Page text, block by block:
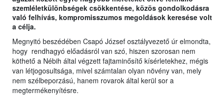
szemléletkülönbségek csökkentése, közös gondolkodásra
való felhívás, kompromisszumos megoldások keresése volt
a célja.
Megnyitó beszédében Csapó József osztályvezető úr elmondta,
hogy rendhagyó előadásról van szó, hiszen szorosan nem
köthető a Nébih által végzett fajtaminősítő kísérletekhez, mégis
van létjogosultsága, mivel számtalan olyan növény van, mely
nem szélbeporzású, hanem rovarok által kerül sor a
megtermékenyítésre.